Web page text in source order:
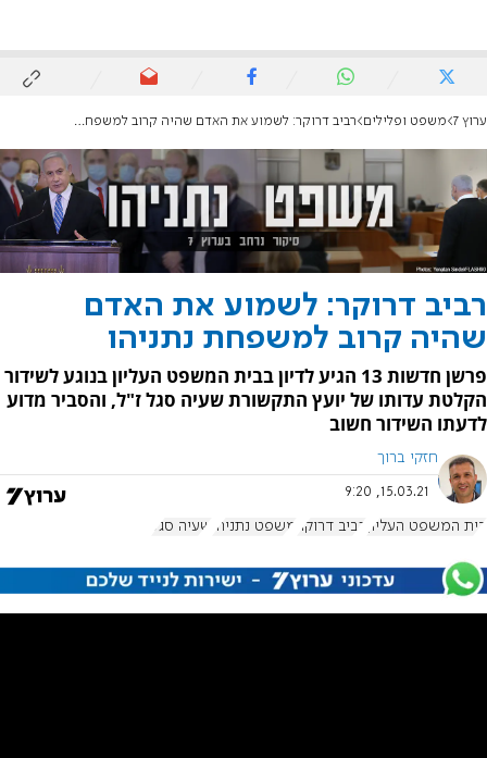
ערוץ 7 משפט ופלילים רביב דרוקר: לשמוע את האדם שהיה קרוב למשפחת נתניהו
רביב דרוקר: לשמוע את האדם
שהיה קרוב למשפחת נתניהו
פרשן חדשות 13 הגיע לדיון בבית המשפט העליון בנוגע לשידור
הקלטת עדותו של יועץ התקשורת שעיה סגל ז"ל, והסביר מדוע
לדעתו השידור חשוב
חזקי ברוך
15.03.21, 9:20
בית המשפט העליון רביב דרוקר משפט נתניהו שעיה סגל